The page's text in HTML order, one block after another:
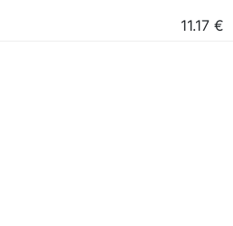
11.17 €